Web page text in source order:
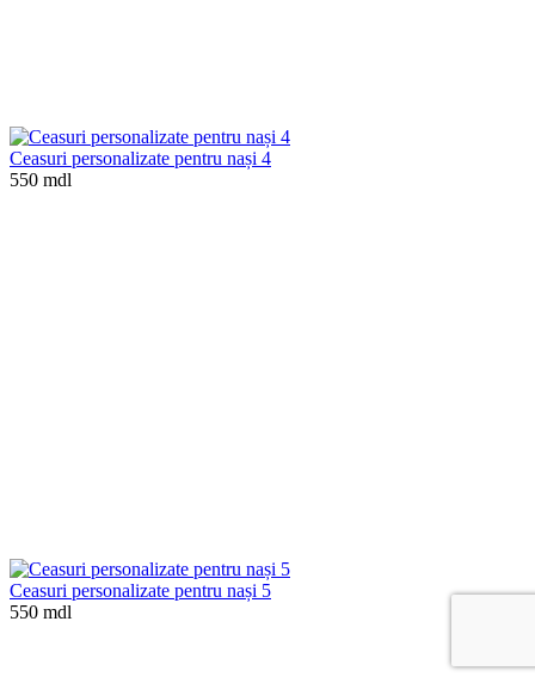
Ceasuri personalizate pentru nași 4
550 mdl
Ceasuri personalizate pentru nași 5
550 mdl